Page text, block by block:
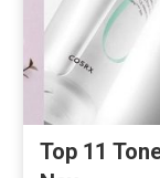
Top 11